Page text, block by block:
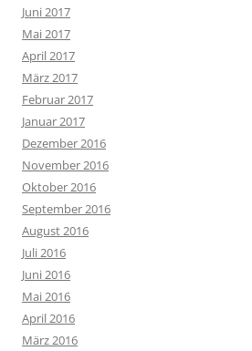
Juni 2017
Mai 2017
April 2017
März 2017
Februar 2017
Januar 2017
Dezember 2016
November 2016
Oktober 2016
September 2016
August 2016
Juli 2016
Juni 2016
Mai 2016
April 2016
März 2016